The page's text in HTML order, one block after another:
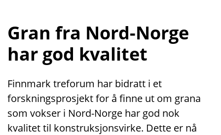
Gran fra Nord-Norge
har god kvalitet
Finnmark treforum har bidratt i et
forskningsprosjekt for å finne ut om grana
som vokser i Nord-Norge har god nok
kvalitet til konstruksjonsvirke. Dette er nå